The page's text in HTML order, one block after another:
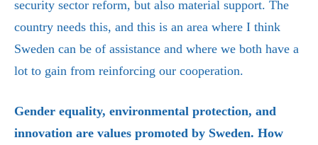
security sector reform, but also material support. The
country needs this, and this is an area where I think
Sweden can be of assistance and where we both have a
lot to gain from reinforcing our cooperation.
Gender equality, environmental protection, and
innovation are values promoted by Sweden. How